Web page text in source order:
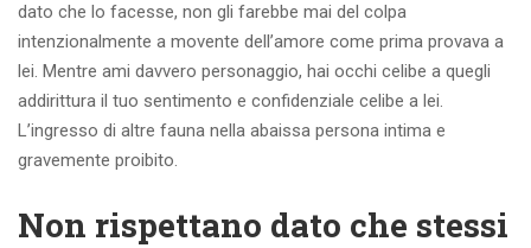
dato che lo facesse, non gli farebbe mai del colpa
intenzionalmente a movente dell’amore come prima provava a
lei. Mentre ami davvero personaggio, hai occhi celibe a quegli
addirittura il tuo sentimento e confidenziale celibe a lei.
L’ingresso di altre fauna nella abaissa persona intima e
gravemente proibito.
Non rispettano dato che stessi